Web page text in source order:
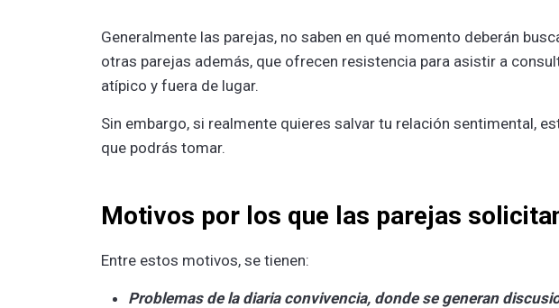
Generalmente las parejas, no saben en qué momento deberán
otras parejas además, que ofrecen resistencia para asistir a
atípico y fuera de lugar.
Sin embargo, si realmente quieres salvar tu relación sentimental,
que podrás tomar.
Motivos por los que las parejas
Entre estos motivos, se tienen:
Problemas de la diaria convivencia, donde se generan